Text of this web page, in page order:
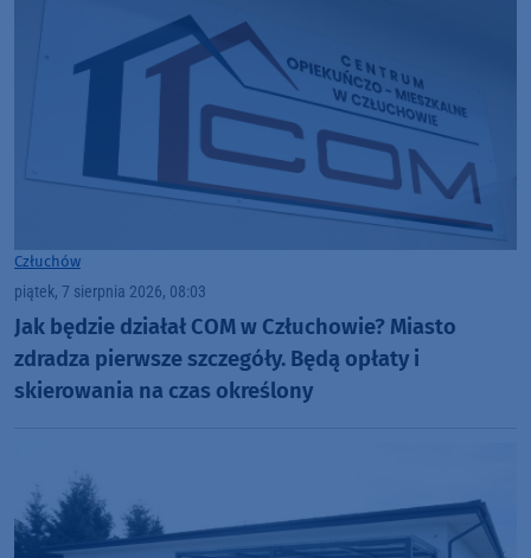
Człuchów
piątek, 7 sierpnia 2026, 08:03
Jak będzie działał COM w Człuchowie? Miasto
zdradza pierwsze szczegóły. Będą opłaty i
skierowania na czas określony